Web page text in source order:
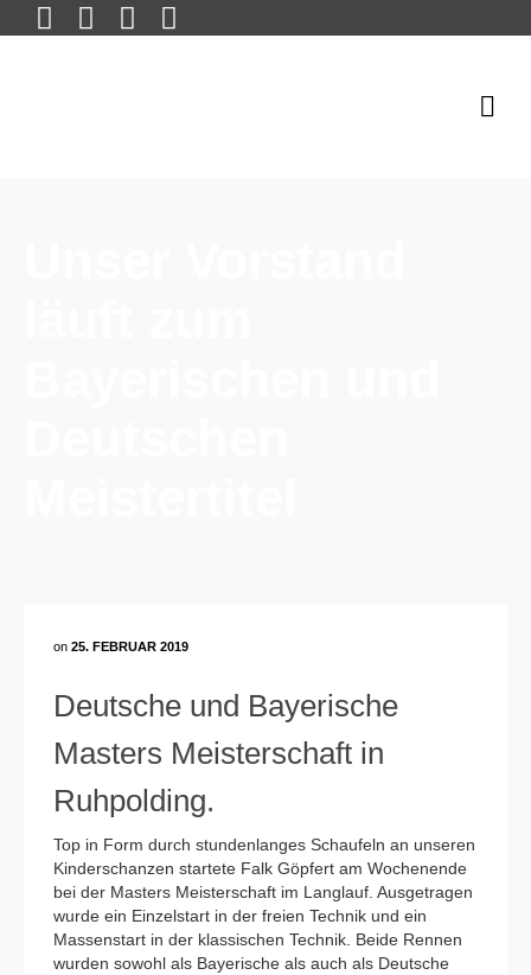
on 25. FEBRUAR 2019
Deutsche und Bayerische
Masters Meisterschaft in
Ruhpolding.
Top in Form durch stundenlanges Schaufeln an unseren
Kinderschanzen startete Falk Göpfert am Wochenende
bei der Masters Meisterschaft im Langlauf. Ausgetragen
wurde ein Einzelstart in der freien Technik und ein
Massenstart in der klassischen Technik. Beide Rennen
wurden sowohl als Bayerische als auch als Deutsche